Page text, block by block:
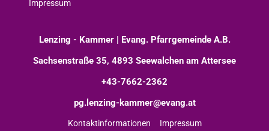
Impressum
Lenzing - Kammer | Evang. Pfarrgemeinde A.B.
Sachsenstraße 35, 4893 Seewalchen am Attersee
+43-7662-2362
pg.lenzing-kammer@evang.at
Kontaktinformationen Impressum